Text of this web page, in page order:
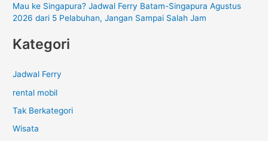
Mau ke Singapura? Jadwal Ferry Batam-Singapura Agustus
2026 dari 5 Pelabuhan, Jangan Sampai Salah Jam
Kategori
Jadwal Ferry
rental mobil
Tak Berkategori
Wisata